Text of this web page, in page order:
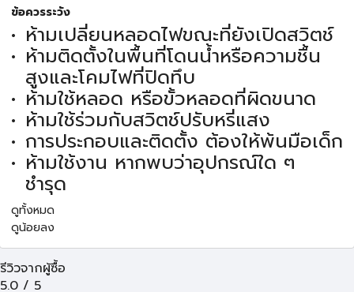
ข้อควรระวัง
ห้ามเปลี่ยนหลอดไฟขณะที่ยังเปิดสวิตช์
ห้ามติดตั้งในพื้นที่โดนน้ำหรือความชื้น
สูงและโคมไฟที่ปิดทึบ
ห้ามใช้หลอด หรือขั้วหลอดที่ผิดขนาด
ห้ามใช้ร่วมกับสวิตช์ปรับหรี่แสง
การประกอบและติดตั้ง ต้องให้พ้นมือเด็ก
ห้ามใช้งาน หากพบว่าอุปกรณ์ใด ๆ
ชำรุด
ดูทั้งหมด
ดูน้อยลง
รีวิวจากผู้ซื้อ
5.0 / 5